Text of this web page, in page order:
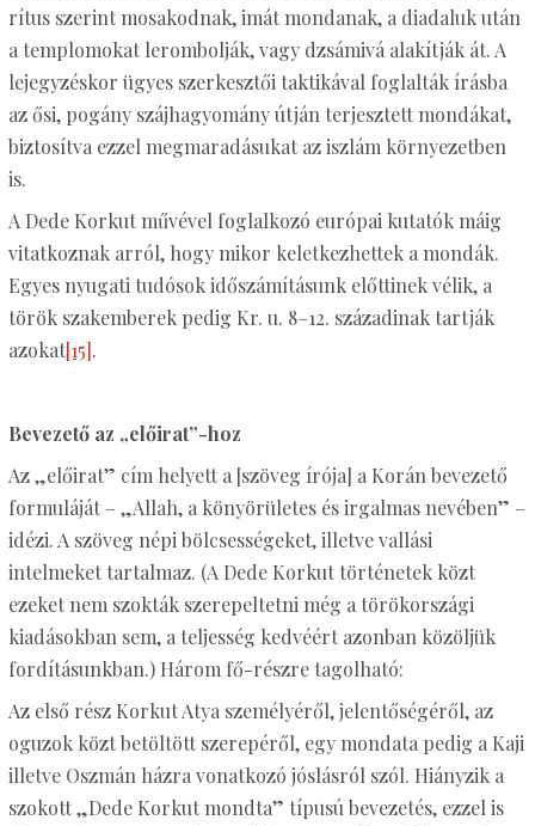
rítus szerint mosakodnak, imát mondanak, a diadaluk után
a templomokat lerombolják, vagy dzsámivá alakítják át. A
lejegyzéskor ügyes szerkesztői taktikával foglalták írásba
az ősi, pogány szájhagyomány útján terjesztett mondákat,
biztosítva ezzel megmaradásukat az iszlám környezetben
is.
A Dede Korkut művével foglalkozó európai kutatók máig
vitatkoznak arról, hogy mikor keletkezhettek a mondák.
Egyes nyugati tudósok időszámításunk előttinek vélik, a
török szakemberek pedig Kr. u. 8–12. századinak tartják
azokat[15].
Bevezető az „előirat”-hoz
Az „előirat” cím helyett a [szöveg írója] a Korán bevezető
formuláját – „Allah, a könyörületes és irgalmas nevében” –
idézi. A szöveg népi bölcsességeket, illetve vallási
intelmeket tartalmaz. (A Dede Korkut történetek közt
ezeket nem szokták szerepeltetni még a törökországi
kiadásokban sem, a teljesség kedvéért azonban közöljük
fordításunkban.) Három fő-részre tagolható:
Az első rész Korkut Atya személyéről, jelentőségéről, az
oguzok közt betöltött szerepéről, egy mondata pedig a Kaji
illetve Oszmán házra vonatkozó jóslásról szól. Hiányzik a
szokott „Dede Korkut mondta” típusú bevezetés, ezzel is